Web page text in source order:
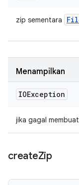
zip sementara
Menampilkan
IOException
jika gagal
createZip